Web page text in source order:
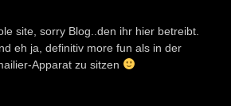
site, sorry Blog..den ihr hier betreibt.
eh ja, definitiv more fun als in der
Apparat zu sitzen